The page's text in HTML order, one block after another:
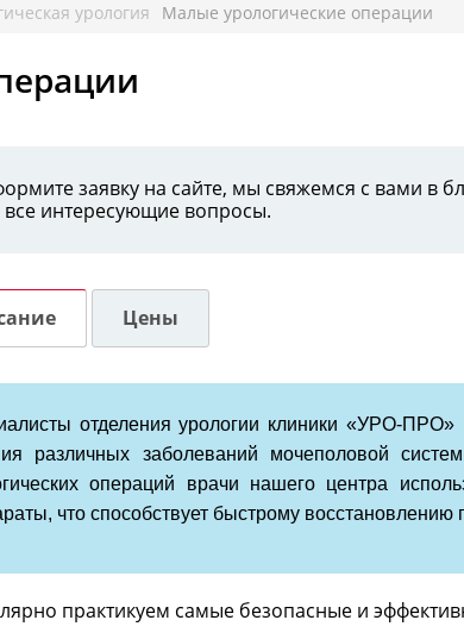
урология Малые урологические операции
заявку на сайте, мы свяжемся с вами в
все интересующие вопросы.
Цены
отделения урологии клиники «УРО-
различных заболеваний мочеполовой
операций врачи нашего центра
что способствует быстрому восстановлению
практикуем самые безопасные и